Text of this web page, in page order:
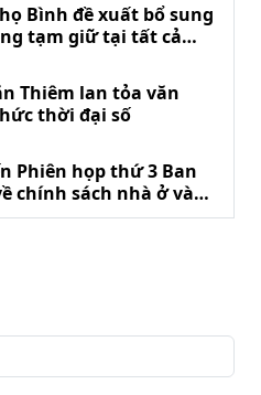
Bình đề xuất bổ sung
tạm giữ tại tất cả
Thiêm lan tỏa văn
thời đại số
Phiên họp thứ 3 Ban
chính sách nhà ở và
động sản